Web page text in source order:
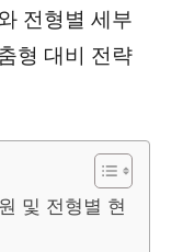
전형별 세부
형 대비 전략
및 전형별 현